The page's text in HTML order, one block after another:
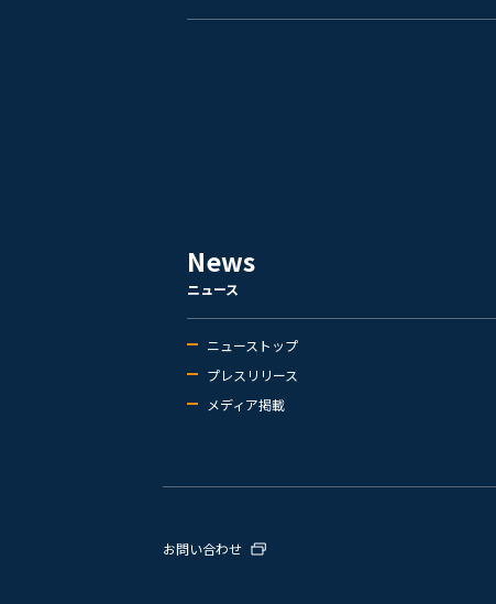
News
ニュース
ニューストップ
プレスリリース
メディア掲載
お問い合わせ